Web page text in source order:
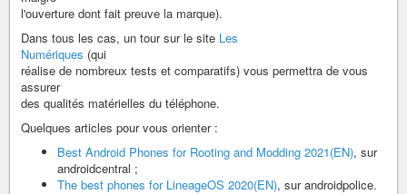
l'ouverture dont fait preuve la marque).
Dans tous les cas, un tour sur le site Les
Numériques (qui
réalise de nombreux tests et comparatifs) vous permettra de vous
assurer
des qualités matérielles du téléphone.
Quelques articles pour vous orienter :
Best Android Phones for Rooting and Modding 2021(EN), sur
androidcentral ;
The best phones for LineageOS 2020(EN), sur androidpolice.